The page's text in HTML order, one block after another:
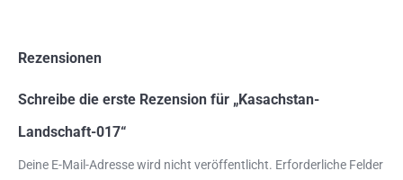
Rezensionen
Schreibe die erste Rezension für „Kasachstan-
Landschaft-017“
Deine E-Mail-Adresse wird nicht veröffentlicht. Erforderliche Felder